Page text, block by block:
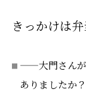
きっかけは
——大門さんが
ありましたか？